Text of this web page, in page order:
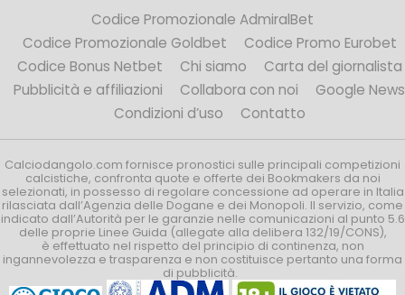
Codice Promozionale AdmiralBet
Codice Promozionale Goldbet
Codice Promo Eurobet
Codice Bonus Netbet
Chi siamo
Carta del giornalista
Pubblicità e affiliazioni
Collabora con noi
Google News
Condizioni d’uso
Contatto
Calciodangolo.com fornisce pronostici sulle principali competizioni
calcistiche, confronta quote e offerte dei Bookmakers da noi
selezionati, in possesso di regolare concessione ad operare in Italia
rilasciata dall’Agenzia delle Dogane e dei Monopoli. Il servizio, come
indicato dall’Autorità per le garanzie nelle comunicazioni al punto 5.6
delle proprie Linee Guida (allegate alla delibera 132/19/CONS),
è effettuato nel rispetto del principio di continenza, non
ingannevolezza e trasparenza e non costituisce pertanto una forma
di pubblicità.